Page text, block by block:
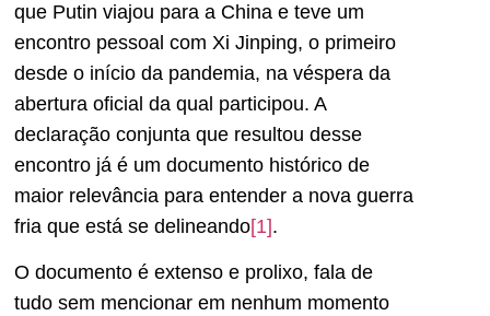
que Putin viajou para a China e teve um
encontro pessoal com Xi Jinping, o primeiro
desde o início da pandemia, na véspera da
abertura oficial da qual participou. A
declaração conjunta que resultou desse
encontro já é um documento histórico de
maior relevância para entender a nova guerra
fria que está se delineando[1].
O documento é extenso e prolixo, fala de
tudo sem mencionar em nenhum momento